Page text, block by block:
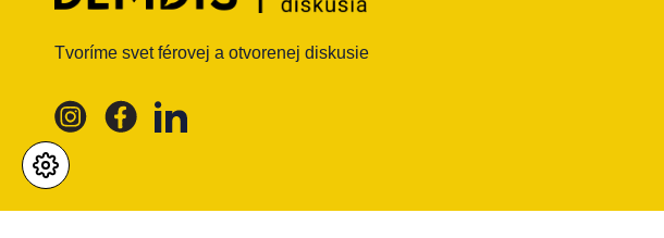
Tvoríme svet férovej a otvorenej diskusie